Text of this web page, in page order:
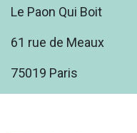
Le Paon Qui Boit
61 rue de Meaux
75019 Paris